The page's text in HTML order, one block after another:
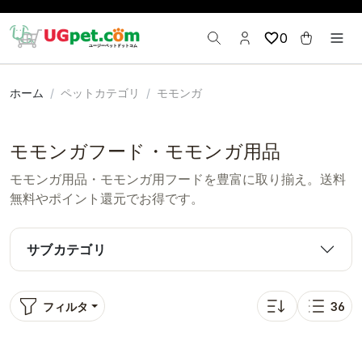
0
ホーム ペットカテゴリ モモンガ
モモンガフード・モモンガ用品
モモンガ用品・モモンガ用フードを豊富に取り揃え。送料
無料やポイント還元でお得です。
サブカテゴリ
フィルタ
並び替え: 人気順
表示
36